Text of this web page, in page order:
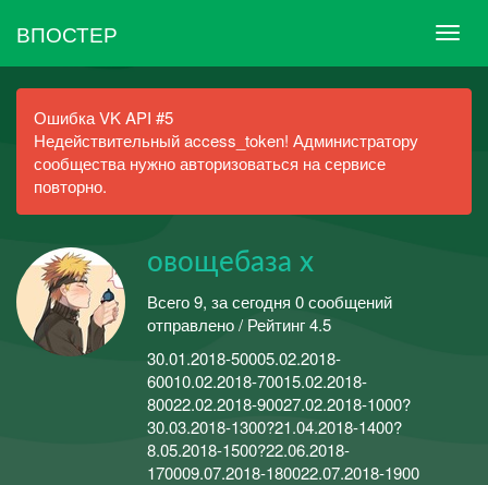
ВПОСТЕР
Ошибка VK API #5
Недействительный access_token! Администратору
сообщества нужно авторизоваться на сервисе
повторно.
овощебаза х
Всего 9, за сегодня 0 сообщений
отправлено / Рейтинг 4.5
30.01.2018-50005.02.2018-
60010.02.2018-70015.02.2018-
80022.02.2018-90027.02.2018-1000?
30.03.2018-1300?21.04.2018-1400?
8.05.2018-1500?22.06.2018-
170009.07.2018-180022.07.2018-1900